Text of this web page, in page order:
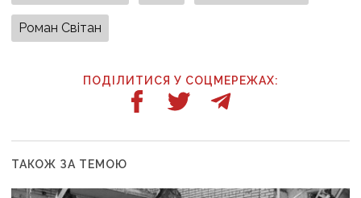
Роман Світан
ПОДІЛИТИСЯ У СОЦМЕРЕЖАХ:
ТАКОЖ ЗА ТЕМОЮ